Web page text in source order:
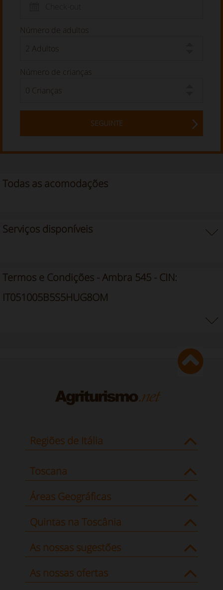
Número de adultos
Número de crianças
SEGUINTE
Todas as acomodações
Serviços disponíveis
Termos e Condições - Ambra 545 - CIN:
IT051005B5S5HUG8OM
Regiões de Itália
Toscana
Áreas Geográficas
Quintas na Toscânia
As nossas sugestões
As nossas ofertas